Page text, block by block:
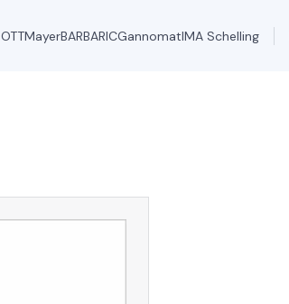
OTTMayerBARBARICGannomatIMA Schelling